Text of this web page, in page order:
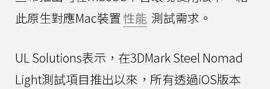
此原生對應Mac裝置 性能 測試需求。
UL Solutions表示，在3DMark Steel Nomad
Light測試項目推出以來，所有透過iOS版本